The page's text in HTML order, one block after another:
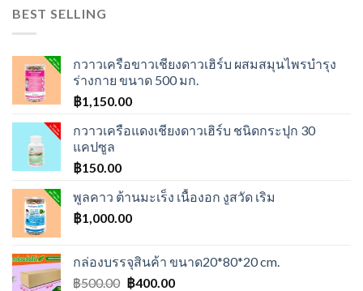
BEST SELLING
กวาวเครือขาวเชียงดาวเฮิร์บ ผสมสมุนไพรบำรุง
ร่างกาย ขนาด 500 มก.
฿1,150.00
กวาวเครือแดงเชียงดาวเฮิร์บ ชนิดกระปุก 30
แคปซูล
฿150.00
พูลคาว ต้านมะเร็ง เนื้องอก งูสวัด เริม
฿1,000.00
กล่องบรรจุสินค้า ขนาด20*80*20 cm.
฿500.00 Original
฿400.00Current